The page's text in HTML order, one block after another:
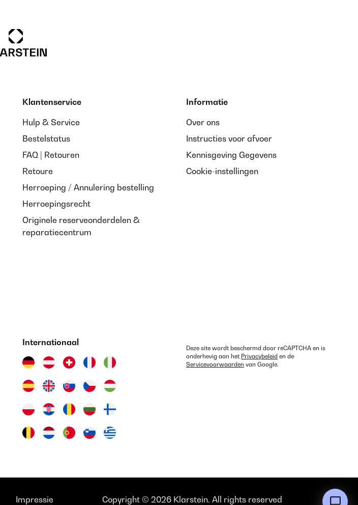
Klantenservice
Hulp & Service
Bestelstatus
FAQ | Retouren
Retoure
Herroeping / Annulering bestelling
Herroepingsrecht
Originele reserveonderdelen &
reparatiecentrum
Informatie
Over ons
Instructies voor afvoer
Kennisgeving Gegevens
Cookie-instellingen
Internationaal
Deze site wordt beschermd door reCAPTCHA en is
onderhevig aan het Privacybeleid en de
Servicevoorwaarden van Google.
Impressie Copyright © 2026 Klarstein. All rights reserved